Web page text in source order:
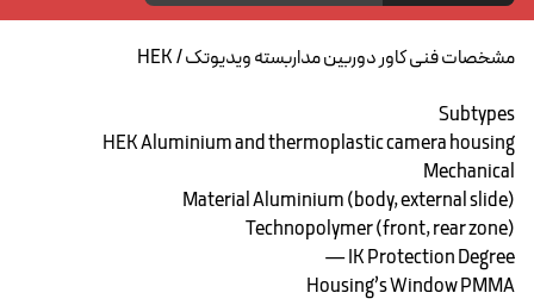
مشخصات فنی کاور دوربین مداربسته ویدیوتک / HEK
Subtypes
HEK Aluminium and thermoplastic camera housing
Mechanical
Material Aluminium (body, external slide)
Technopolymer (front, rear zone)
IK Protection Degree —
Housing’s Window PMMA